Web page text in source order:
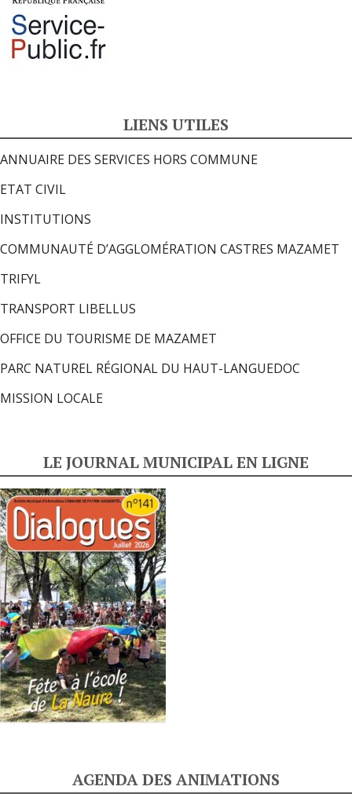
LIENS UTILES
ANNUAIRE DES SERVICES HORS COMMUNE
ETAT CIVIL
INSTITUTIONS
COMMUNAUTÉ D’AGGLOMÉRATION CASTRES MAZAMET
TRIFYL
TRANSPORT LIBELLUS
OFFICE DU TOURISME DE MAZAMET
PARC NATUREL RÉGIONAL DU HAUT-LANGUEDOC
MISSION LOCALE
LE JOURNAL MUNICIPAL EN LIGNE
AGENDA DES ANIMATIONS